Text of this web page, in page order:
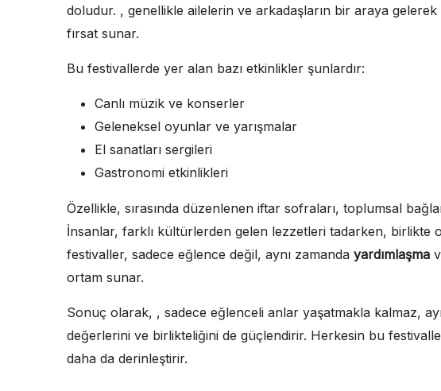
doludur. , genellikle ailelerin ve arkadaşların bir araya
fırsat sunar.
Bu festivallerde yer alan bazı etkinlikler şunlardır:
Canlı müzik ve konserler
Geleneksel oyunlar ve yarışmalar
El sanatları sergileri
Gastronomi etkinlikleri
Özellikle, sırasında düzenlenen iftar sofraları, toplumsal
İnsanlar, farklı kültürlerden gelen lezzetleri tadarken, birlikte
festivaller, sadece eğlence değil, aynı zamanda yardımlaşma
ortam sunar.
Sonuç olarak, , sadece eğlenceli anlar yaşatmakla kalmaz,
değerlerini ve birlikteliğini de güçlendirir. Herkesin bu
daha da derinleştirir.